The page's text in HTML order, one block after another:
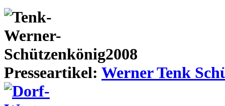
Presseartikel: Werner Tenk